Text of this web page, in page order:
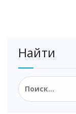
Найти
Найти: